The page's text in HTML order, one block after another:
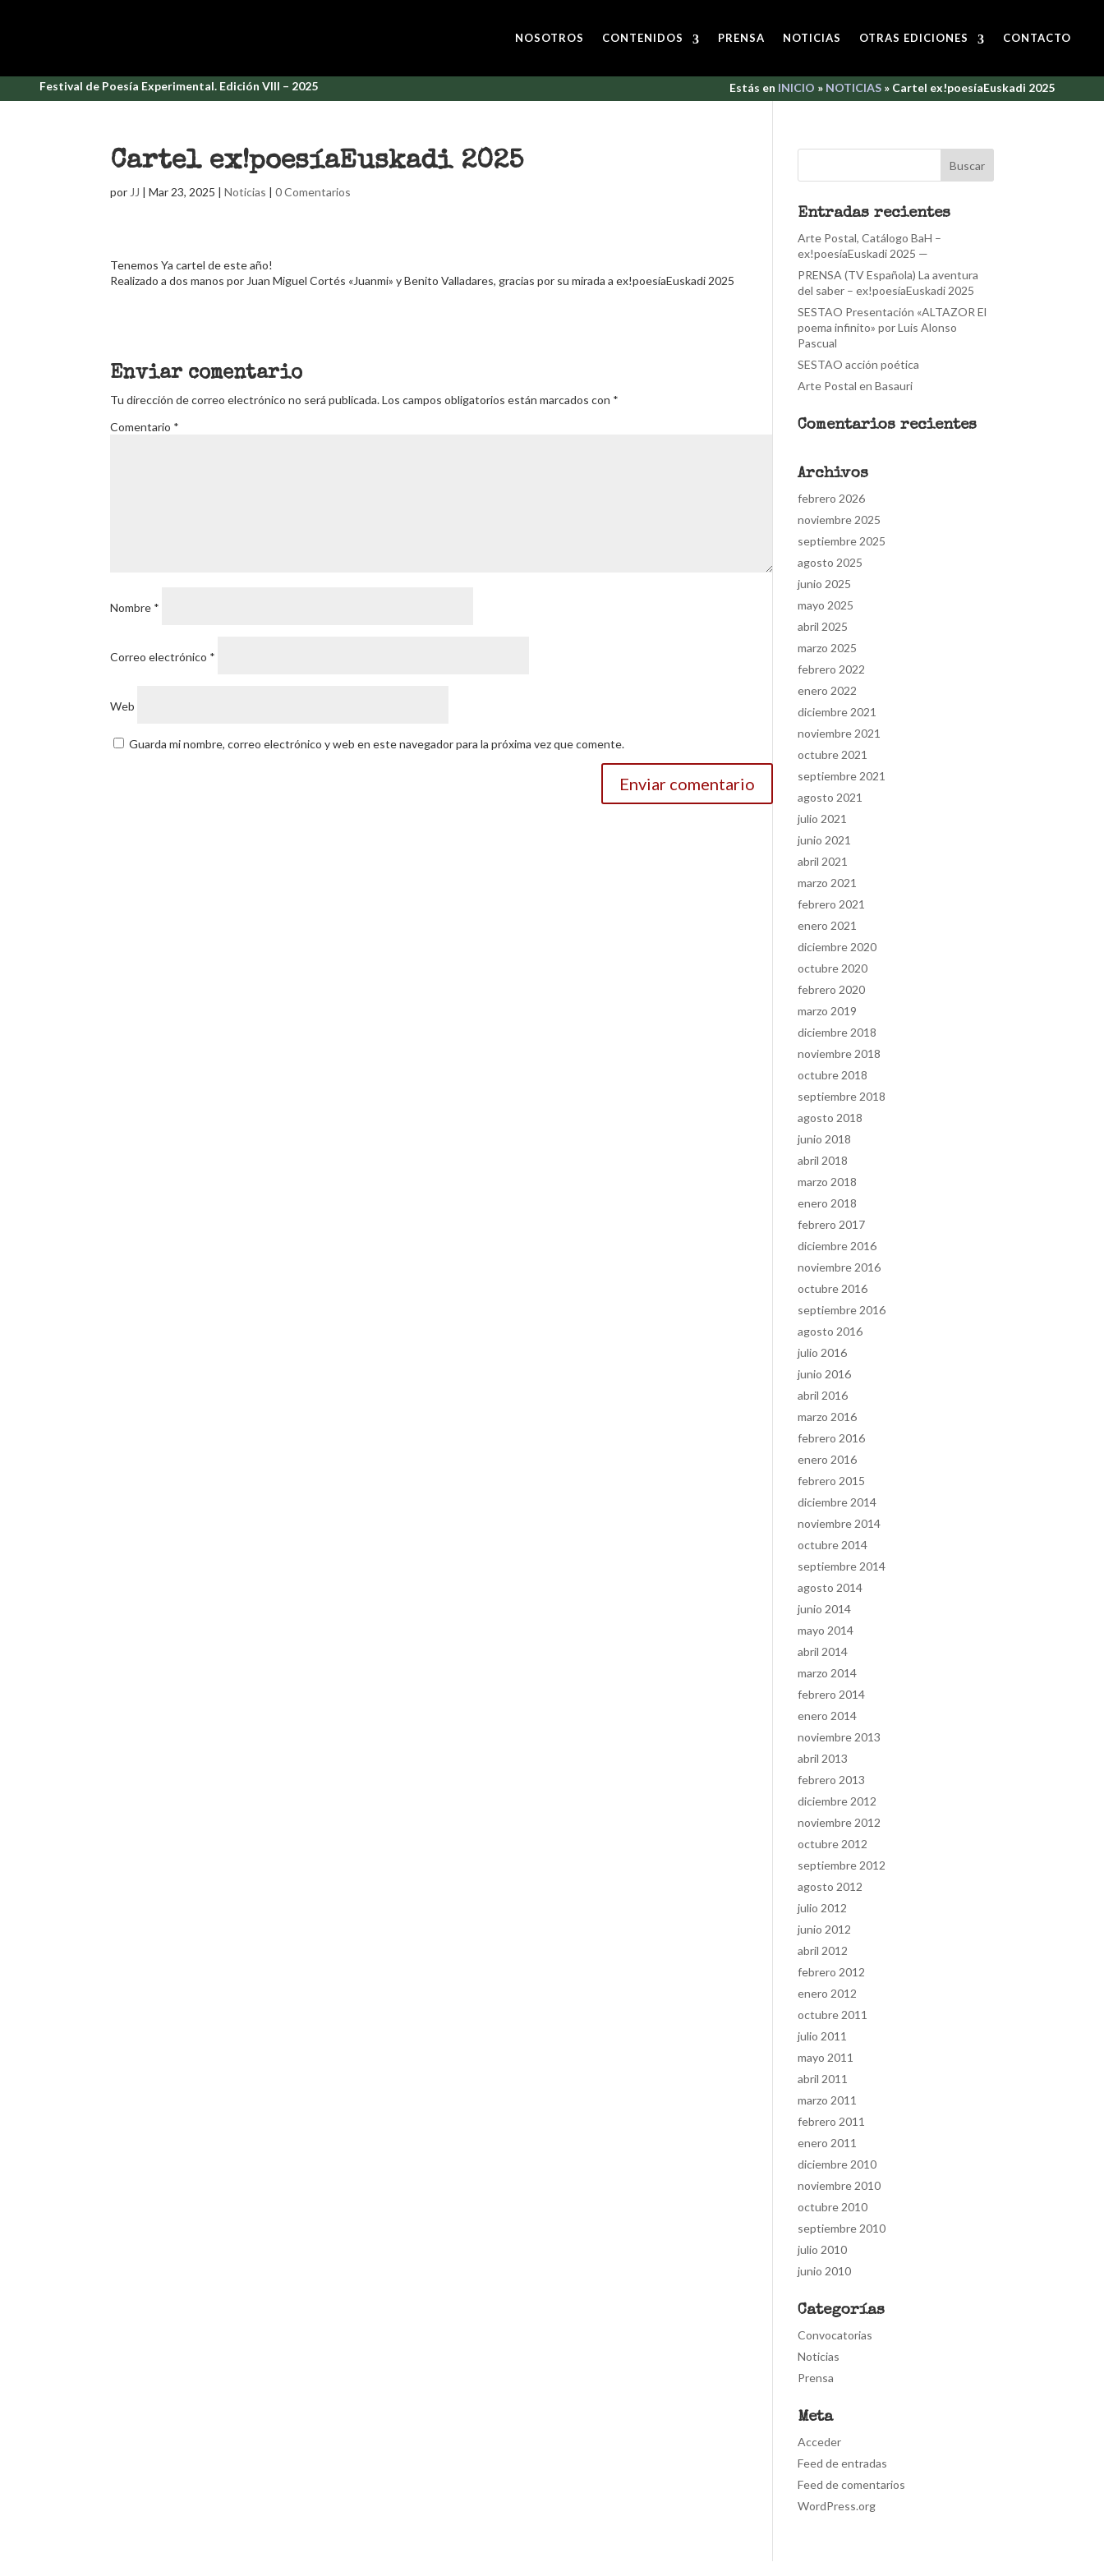
NOSOTROS CONTENIDOS PRENSA NOTICIAS OTRAS EDICIONES CONTACTO
Festival de Poesía Experimental. Edición VIII – 2025 Estás en INICIO » NOTICIAS » Cartel ex!poesíaEuskadi 2025
Cartel ex!poesíaEuskadi 2025
por JJ |Mar 23, 2025 |Noticias |0 Comentarios
Tenemos Ya cartel de este año!
Realizado a dos manos por Juan Miguel Cortés «Juanmi» y Benito Valladares, gracias por su mirada a ex!poesíaEuskadi 2025
Enviar comentario
Tu dirección de correo electrónico no será publicada. Los campos obligatorios están marcados con *
Comentario *
Nombre *
Correo electrónico *
Web
Guarda mi nombre, correo electrónico y web en este navegador para la próxima vez que comente.
Entradas recientes
Arte Postal, Catálogo BaH –
ex!poesíaEuskadi 2025 —
PRENSA (TV Española) La aventura
del saber – ex!poesíaEuskadi 2025
SESTAO Presentación «ALTAZOR El
poema infinito» por Luis Alonso
Pascual
SESTAO acción poética
Arte Postal en Basauri
Comentarios recientes
Archivos
febrero 2026
noviembre 2025
septiembre 2025
agosto 2025
junio 2025
mayo 2025
abril 2025
marzo 2025
febrero 2022
enero 2022
diciembre 2021
noviembre 2021
octubre 2021
septiembre 2021
agosto 2021
julio 2021
junio 2021
abril 2021
marzo 2021
febrero 2021
enero 2021
diciembre 2020
octubre 2020
febrero 2020
marzo 2019
diciembre 2018
noviembre 2018
octubre 2018
septiembre 2018
agosto 2018
junio 2018
abril 2018
marzo 2018
enero 2018
febrero 2017
diciembre 2016
noviembre 2016
octubre 2016
septiembre 2016
agosto 2016
julio 2016
junio 2016
abril 2016
marzo 2016
febrero 2016
enero 2016
febrero 2015
diciembre 2014
noviembre 2014
octubre 2014
septiembre 2014
agosto 2014
junio 2014
mayo 2014
abril 2014
marzo 2014
febrero 2014
enero 2014
noviembre 2013
abril 2013
febrero 2013
diciembre 2012
noviembre 2012
octubre 2012
septiembre 2012
agosto 2012
julio 2012
junio 2012
abril 2012
febrero 2012
enero 2012
octubre 2011
julio 2011
mayo 2011
abril 2011
marzo 2011
febrero 2011
enero 2011
diciembre 2010
noviembre 2010
octubre 2010
septiembre 2010
julio 2010
junio 2010
Categorías
Convocatorias
Noticias
Prensa
Meta
Acceder
Feed de entradas
Feed de comentarios
WordPress.org